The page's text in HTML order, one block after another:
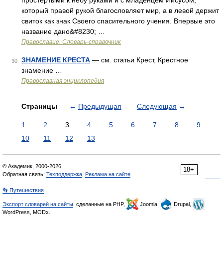
который правой рукой благословляет мир, а в левой держит
свиток как знак Своего спасительного учения. Впервые это
название дано&#8230; …
Православие. Словарь-справочник
30 ЗНАМЕНИЕ КРЕСТА — см. статьи Крест, Крестное
знамение …
Православная энциклопедия
Страницы ← Предыдущая Следующая →
1 2 3 4 5 6 7 8
9
10
11 12 13
18+
© Академик, 2000-2026
Обратная связь: Техподдержка Реклама на сайте
👣 Путешествия
Экспорт словарей на сайты , сделанные на PHP, Joomla,
Drupal,
WordPress, MODx.